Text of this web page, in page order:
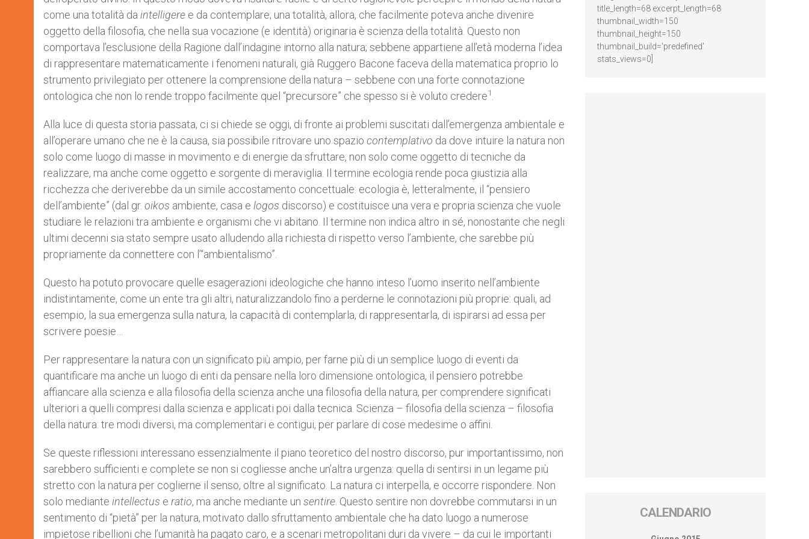
come una totalità da intelligere e da contemplare; una totalità, allora, che facilmente poteva anche divenire
oggetto della filosofia, che nella sua vocazione (e identità) originaria è scienza della totalità. Questo non
comportava l’esclusione della Ragione dall’indagine intorno alla natura; sebbene appartiene all’età moderna l’idea
di rappresentare matematicamente i fenomeni naturali, già Ruggero Bacone faceva della matematica proprio lo
strumento privilegiato per ottenere la comprensione della natura – sebbene con una forte connotazione
ontologica che non lo rende troppo facilmente quel “precursore” che spesso si è voluto credere1
Alla luce di questa storia passata, ci si chiede se oggi, di fronte ai problemi suscitati dall’emergenza ambientale e
all’operare umano che ne è la causa, sia possibile ritrovare uno spazio contemplativo da dove intuire la natura non
solo come luogo di masse in movimento e di energie da sfruttare, non solo come oggetto di tecniche da
realizzare, ma anche come oggetto e sorgente di meraviglia. Il termine ecologia rende poca giustizia alla
ricchezza che deriverebbe da un simile accostamento concettuale: ecologia è, letteralmente, il “pensiero
dell’ambiente” (dal gr. oikos ambiente, casa e logos discorso) e costituisce una vera e propria scienza che vuole
studiare le relazioni tra ambiente e organismi che vi abitano. Il termine non indica altro in sé, nonostante che negli
ultimi decenni sia stato sempre usato alludendo alla richiesta di rispetto verso l’ambiente, che sarebbe più
propriamente da connettere con l’“ambientalismo”.
Questo ha potuto provocare quelle esagerazioni ideologiche che hanno inteso l’uomo inserito nell’ambiente
indistintamente, come un ente tra gli altri, naturalizzandolo fino a perderne le connotazioni più proprie: quali, ad
esempio, la sua emergenza sulla natura, la capacità di contemplarla, di rappresentarla, di ispirarsi ad essa per
scrivere poesie…
Per rappresentare la natura con un significato più ampio, per farne più di un semplice luogo di eventi da
quantificare ma anche un luogo di enti da pensare nella loro dimensione ontologica, il pensiero potrebbe
affiancare alla scienza e alla filosofia della scienza anche una filosofia della natura, per comprendere significati
ulteriori a quelli compresi dalla scienza e applicati poi dalla tecnica. Scienza – filosofia della scienza – filosofia
della natura: tre modi diversi, ma complementari e contigui, per parlare di cose medesime o affini.
Se queste riflessioni interessano essenzialmente il piano teoretico del nostro discorso, pur importantissimo, non
sarebbero sufficienti e complete se non si cogliesse anche un’altra urgenza: quella di sentirsi in un legame più
stretto con la natura per coglierne il senso, oltre al significato. La natura ci interpella, e occorre rispondere. Non
solo mediante intellectus e ratio, ma anche mediante un sentire . Questo sentire non dovrebbe commutarsi in un
sentimento di “pietà” per la natura, motivato dallo sfruttamento ambientale che ha dato luogo a numerose
impietose ribellioni che l’umanità ha pagato caro, e a scenari metropolitani duri da vivere – da cui le importanti
title_length=68 excerpt_length=68
thumbnail_width=150
thumbnail_height=150
thumbnail_build='predefined'
stats_views=0]
CALENDARIO